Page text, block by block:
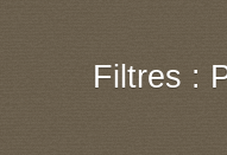
Filtres :